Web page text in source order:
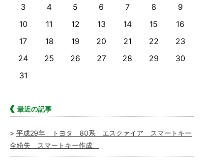
3
4 5 6 7 8
9
10
11 12 13 14 15
16
17
18 19 20 21 22
23
24
25 26 27 28 29
30
31
最近の記事
平成29年 トヨタ 80系 エスクァイア スマートキー
全紛失 スマートキー作成